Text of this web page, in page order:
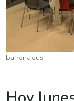
barrena.eus